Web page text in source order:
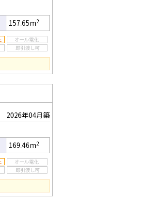
157.65m2
2026年04月築
169.46m2